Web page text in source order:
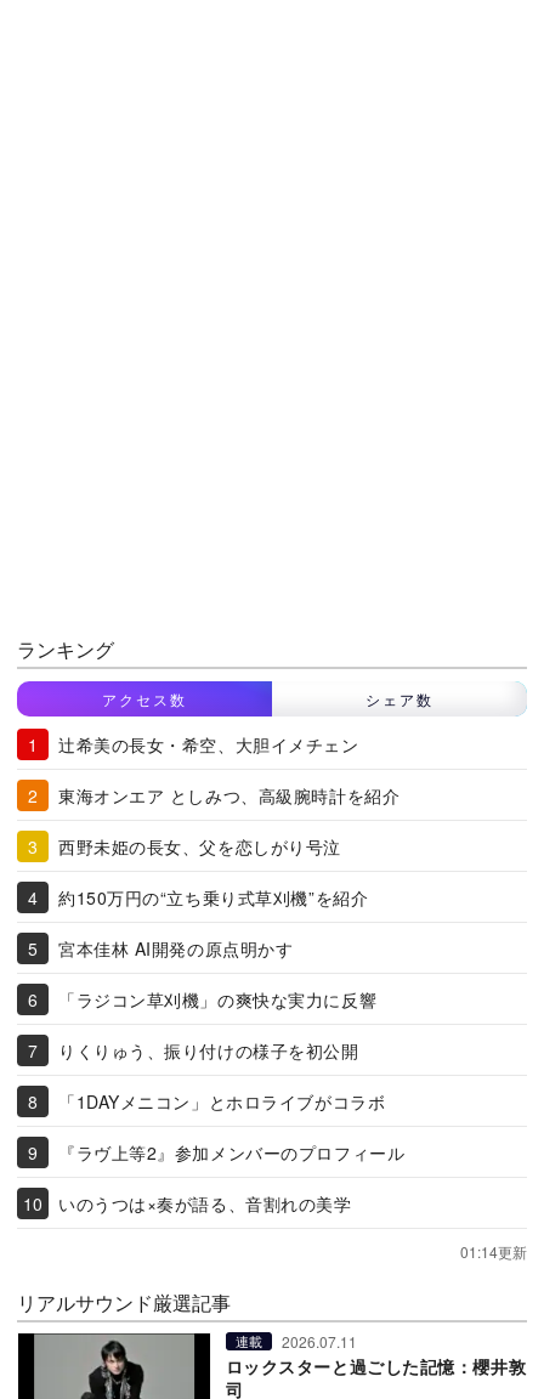
ランキング
アクセス数 シェア数
辻希美の長女・希空、大胆イメチェン
東海オンエア としみつ、高級腕時計を紹介
西野未姫の長女、父を恋しがり号泣
約150万円の“立ち乗り式草刈機”を紹介
宮本佳林 AI開発の原点明かす
「ラジコン草刈機」の爽快な実力に反響
りくりゅう、振り付けの様子を初公開
「1DAYメニコン」とホロライブがコラボ
『ラヴ上等2』参加メンバーのプロフィール
いのうつは×奏が語る、音割れの美学
01:14更新
リアルサウンド厳選記事
連載 2026.07.11
ロックスターと過ごした記憶：櫻井敦
司